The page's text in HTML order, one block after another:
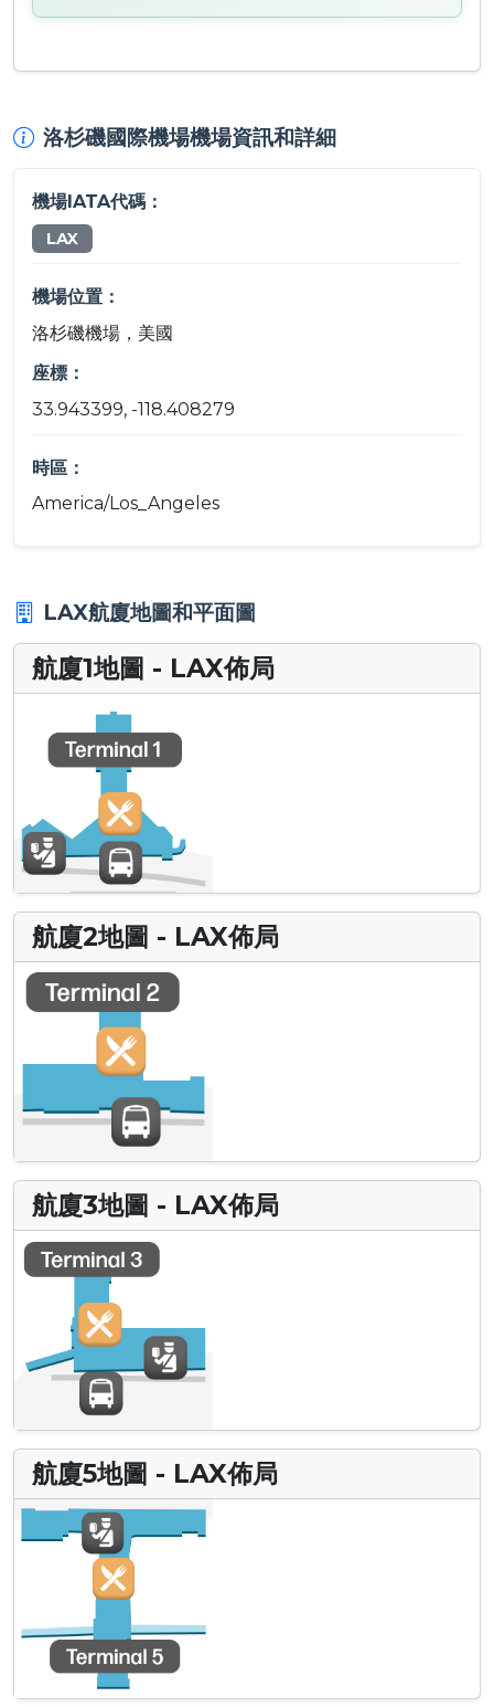
洛杉磯國際機場機場資訊和詳細
機場IATA代碼：
LAX
機場位置：
洛杉磯機場，美國
座標：
33.943399, -118.408279
時區：
America/Los_Angeles
LAX航廈地圖和平面圖
航廈1地圖 - LAX佈局
航廈2地圖 - LAX佈局
航廈3地圖 - LAX佈局
航廈5地圖 - LAX佈局